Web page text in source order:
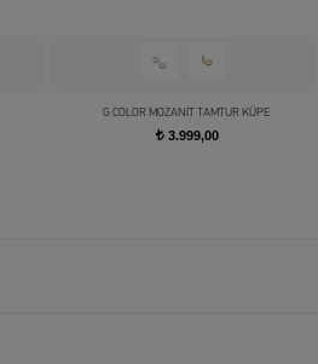
G COLOR MOZANİT TAMTUR KÜPE
t3.999,00